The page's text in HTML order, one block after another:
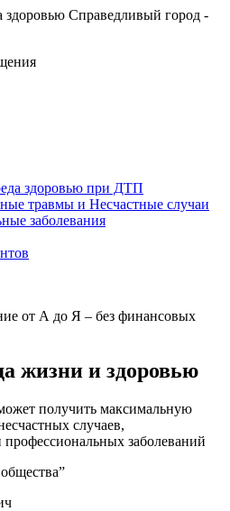
здоровью при ДТП
травмы и Несчастные случаи
заболевания
от А до Я – без финансовых
жизни и здоровью
получить максимальную
случаев,
заболеваний